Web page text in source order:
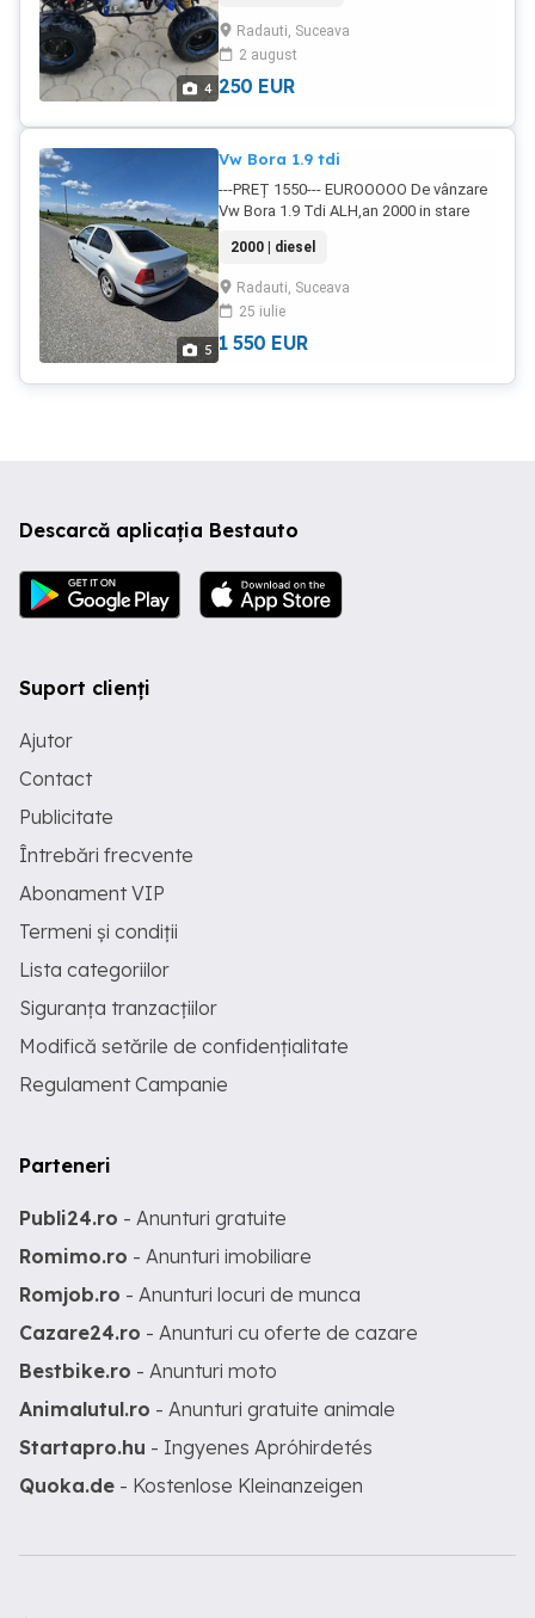
4
Radauti, Suceava
2 august
250 EUR
5
Vw Bora 1.9 tdi
---PREȚ 1550--- EUROOOOO De vânzare
Vw Bora 1.9 Tdi ALH,an 2000 in stare
bine pentru vârsta ei.Recent făcut itp-ul .
Are foarte multe piese
schimbate,ambreiaj, distribuție,
ulei,filtre,radiatoare, placute +discuri,
compresor clima,turbina, si mai sunt ..
ea oricând Se oferă fiscal !!!
2000 | diesel
Radauti, Suceava
25 iulie
1 550 EUR
Descarcă aplicația Bestauto
Suport clienți
Ajutor
Contact
Publicitate
Întrebări frecvente
Abonament VIP
Termeni și condiții
Lista categoriilor
Siguranța tranzacțiilor
Modifică setările de confidențialitate
Regulament Campanie
Parteneri
Publi24.ro - Anunturi gratuite
Romimo.ro - Anunturi imobiliare
Romjob.ro - Anunturi locuri de munca
Cazare24.ro - Anunturi cu oferte de cazare
Bestbike.ro - Anunturi moto
Animalutul.ro - Anunturi gratuite animale
Startapro.hu - Ingyenes Apróhirdetés
Quoka.de - Kostenlose Kleinanzeigen